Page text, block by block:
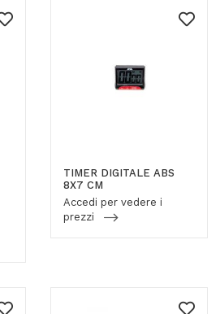
TIMER DIGITALE ABS
8X7 CM
Accedi per vedere i
prezzi